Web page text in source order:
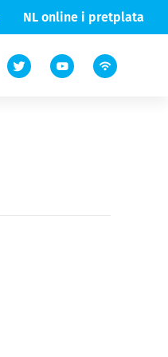
NL online i pretplata